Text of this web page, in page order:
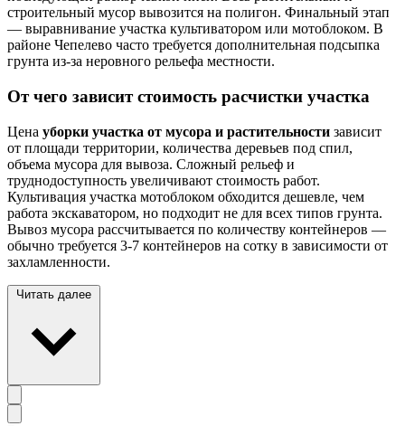
строительный мусор вывозится на полигон. Финальный этап
— выравнивание участка культиватором или мотоблоком. В
районе Чепелево часто требуется дополнительная подсыпка
грунта из-за неровного рельефа местности.
От чего зависит стоимость расчистки участка
Цена уборки участка от мусора и растительности зависит
от площади территории, количества деревьев под спил,
объема мусора для вывоза. Сложный рельеф и
труднодоступность увеличивают стоимость работ.
Культивация участка мотоблоком обходится дешевле, чем
работа экскаватором, но подходит не для всех типов грунта.
Вывоз мусора рассчитывается по количеству контейнеров —
обычно требуется 3-7 контейнеров на сотку в зависимости от
захламленности.
Читать далее